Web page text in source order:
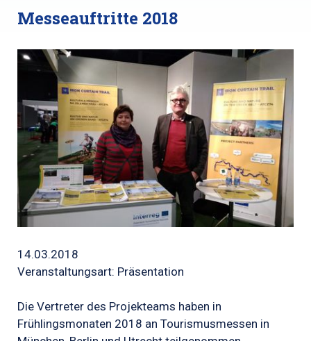
Messeauftritte 2018
14.03.2018
Veranstaltungsart: Präsentation
Die Vertreter des Projekteams haben in
Frühlingsmonaten 2018 an Tourismusmessen in